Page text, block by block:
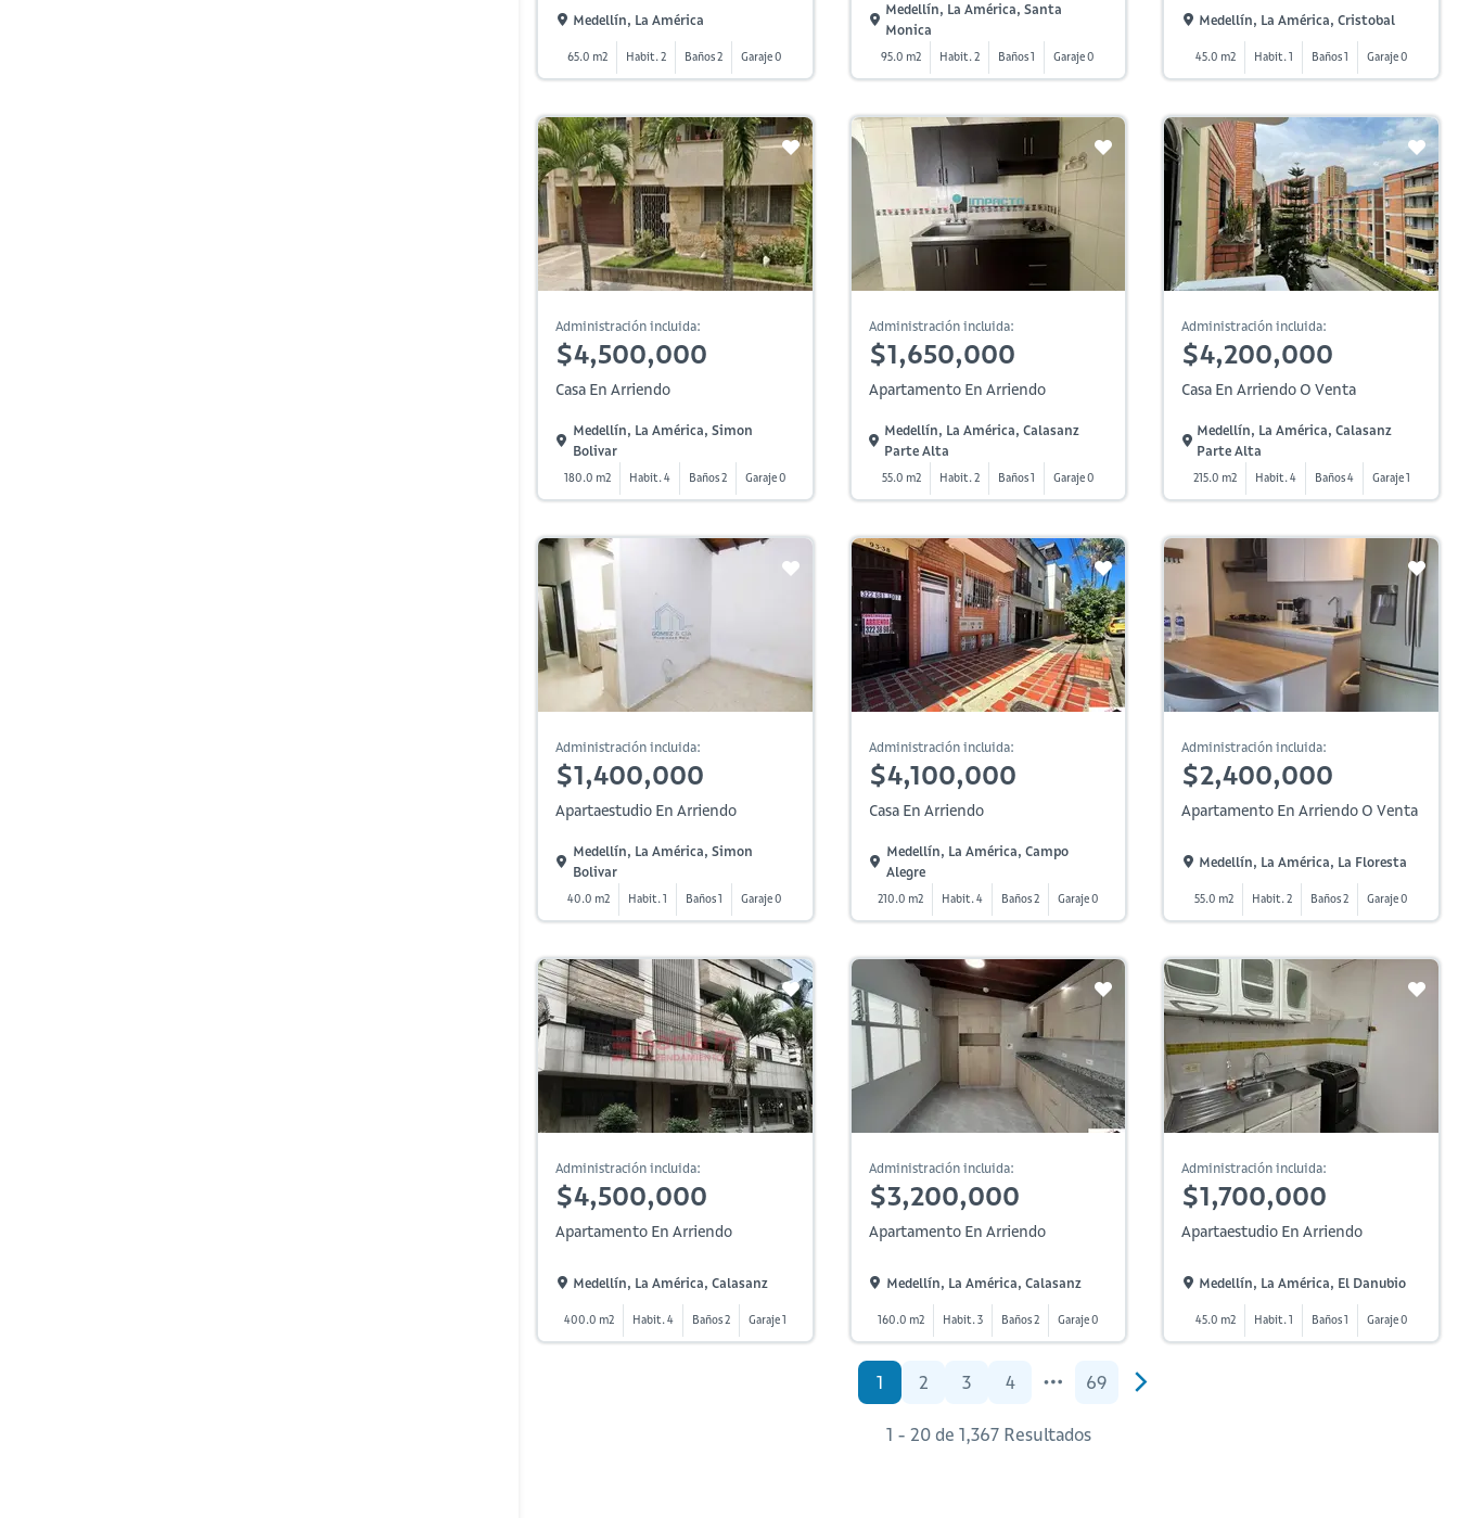
Medellín, La América
65.0 m2 Habit. 2 Baños 2 Garaje 0
Medellín, La América, Santa
Monica
95.0 m2 Habit. 2 Baños 1 Garaje 0
Medellín, La América, Cristobal
45.0 m2 Habit. 1 Baños 1 Garaje 0
Administración incluida:
$4,500,000
Casa En Arriendo
Medellín, La América, Simon
Bolivar
180.0 m2 Habit. 4 Baños 2 Garaje 0
Administración incluida:
$1,650,000
Apartamento En Arriendo
Medellín, La América, Calasanz
Parte Alta
55.0 m2 Habit. 2 Baños 1 Garaje 0
Administración incluida:
$4,200,000
Casa En Arriendo O Venta
Medellín, La América, Calasanz
Parte Alta
215.0 m2 Habit. 4 Baños 4 Garaje 1
Administración incluida:
$1,400,000
Apartaestudio En Arriendo
Medellín, La América, Simon
Bolivar
40.0 m2 Habit. 1 Baños 1 Garaje 0
Administración incluida:
$4,100,000
Casa En Arriendo
Medellín, La América, Campo
Alegre
210.0 m2 Habit. 4 Baños 2 Garaje 0
Administración incluida:
$2,400,000
Apartamento En Arriendo O Venta
Medellín, La América, La Floresta
55.0 m2 Habit. 2 Baños 2 Garaje 0
Administración incluida:
$4,500,000
Apartamento En Arriendo
Medellín, La América, Calasanz
400.0 m2 Habit. 4 Baños 2 Garaje 1
Administración incluida:
$3,200,000
Apartamento En Arriendo
Medellín, La América, Calasanz
160.0 m2 Habit. 3 Baños 2 Garaje 0
Administración incluida:
$1,700,000
Apartaestudio En Arriendo
Medellín, La América, El Danubio
45.0 m2 Habit. 1 Baños 1 Garaje 0
1 2 3 4 69
1 - 20 de 1,367 Resultados